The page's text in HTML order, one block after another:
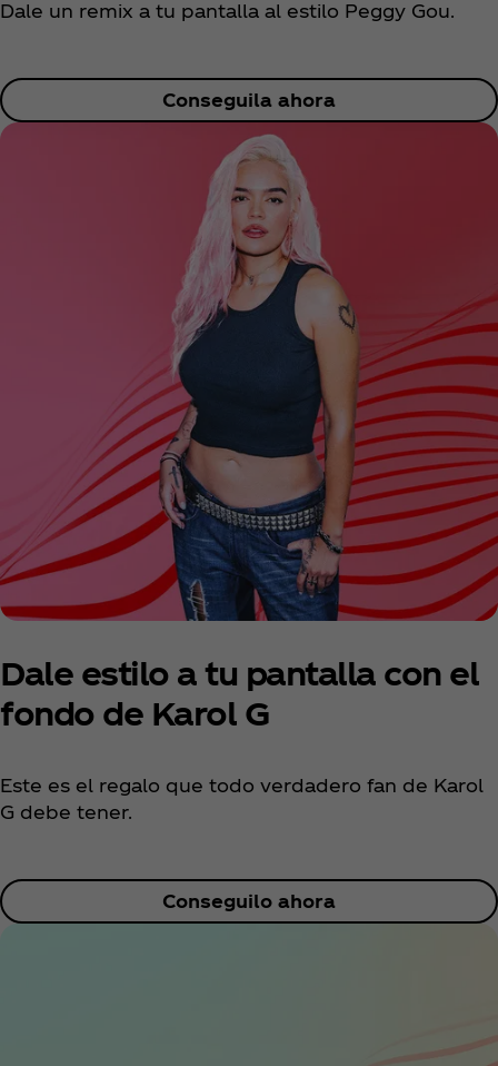
Dale un remix a tu pantalla al estilo Peggy Gou.
Conseguila ahora
Dale estilo a tu pantalla con el
fondo de Karol G
Este es el regalo que todo verdadero fan de Karol
G debe tener.
Conseguilo ahora